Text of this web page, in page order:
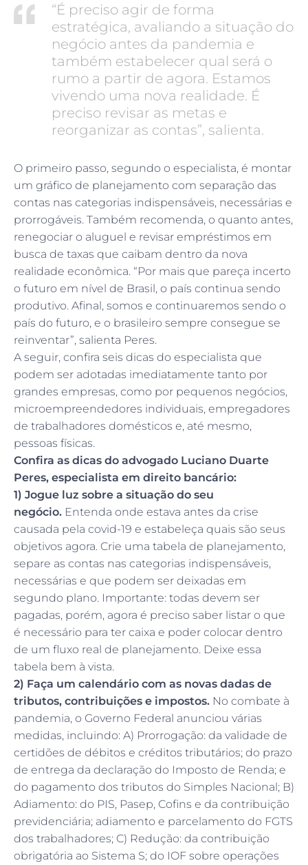
“É preciso agir de forma
estratégica, avaliando a situação do
negócio antes da pandemia e
também estabelecer qual será o
rumo a partir de agora. Estamos
vivendo uma nova realidade. É
preciso revisar as metas e
reorganizar as contas”, salienta.
O primeiro passo, segundo o especialista, é montar
um gráfico de planejamento com separação das
contas nas categorias indispensáveis, necessárias e
prorrogáveis. Também recomenda, o quanto antes,
renegociar o aluguel e revisar empréstimos em
busca de taxas que caibam dentro da nova
realidade econômica. “Por mais que pareça incerto
o futuro em nível de Brasil, o país continua sendo
produtivo. Afinal, somos e continuaremos sendo o
país do futuro, e o brasileiro sempre consegue se
reinventar”, salienta Peres.
A seguir, confira seis dicas do especialista que
podem ser adotadas imediatamente tanto por
grandes empresas, como por pequenos negócios,
microempreendedores individuais, empregadores
de trabalhadores domésticos e, até mesmo,
pessoas físicas.
Confira as dicas do advogado Luciano Duarte
Peres, especialista em direito bancário:
1) Jogue luz sobre a situação do seu
negócio. Entenda onde estava antes da crise
causada pela covid-19 e estabeleça quais são seus
objetivos agora. Crie uma tabela de planejamento,
separe as contas nas categorias indispensáveis,
necessárias e que podem ser deixadas em
segundo plano. Importante: todas devem ser
pagadas, porém, agora é preciso saber listar o que
é necessário para ter caixa e poder colocar dentro
de um fluxo real de planejamento. Deixe essa
tabela bem à vista.
2) Faça um calendário com as novas dadas de
tributos, contribuições e impostos. No combate à
pandemia, o Governo Federal anunciou várias
medidas, incluindo: A) Prorrogação: da validade de
certidões de débitos e créditos tributários; do prazo
de entrega da declaração do Imposto de Renda; e
do pagamento dos tributos do Simples Nacional; B)
Adiamento: do PIS, Pasep, Cofins e da contribuição
previdenciária; adiamento e parcelamento do FGTS
dos trabalhadores; C) Redução: da contribuição
obrigatória ao Sistema S; do IOF sobre operações